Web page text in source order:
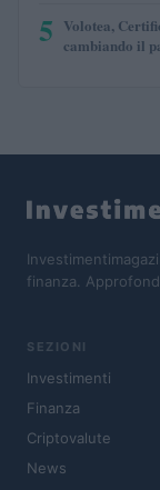
5 Volotea,
cambiando il
finanza.
SEZIONI
Investimenti
Finanza
Criptovalute
News